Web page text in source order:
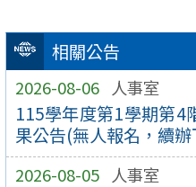
相關公告
2026-08-06 人事室
115學年度第1學期第4
果公告(無人報名，續
2026-08-05 人事室